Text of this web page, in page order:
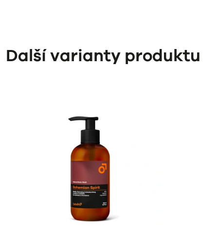
Další varianty produktu